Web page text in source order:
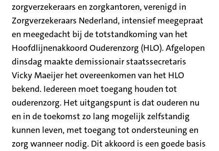
zorgverzekeraars en zorgkantoren, verenigd in
Zorgverzekeraars Nederland, intensief meegepraat
en meegedacht bij de totstandkoming van het
Hoofdlijnenakkoord Ouderenzorg (HLO). Afgelopen
dinsdag maakte demissionair staatssecretaris
Vicky Maeijer het overeenkomen van het HLO
bekend. Iedereen moet toegang houden tot
ouderenzorg. Het uitgangspunt is dat ouderen nu
en in de toekomst zo lang mogelijk zelfstandig
kunnen leven, met toegang tot ondersteuning en
zorg wanneer nodig. Dit akkoord is een goede basis